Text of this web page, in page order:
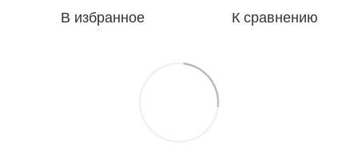
В избранное К сравнению